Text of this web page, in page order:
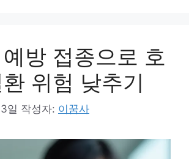
방 접종으로 호
위험 낮추기
일 작성자: 이꿈사